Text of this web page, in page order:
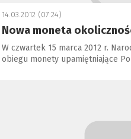
14.03.2012 (07:24)
Nowa moneta
W czwartek 15 marca 2012 r.
obiegu monety upamiętniające